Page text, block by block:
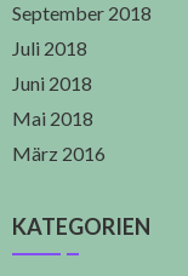
September 2018
Juli 2018
Juni 2018
Mai 2018
März 2016
KATEGORIEN